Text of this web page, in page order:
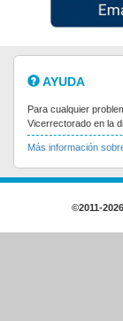
AYUDA
Para cualquier
Vicerrectorado en la
Más información
©2011-2026